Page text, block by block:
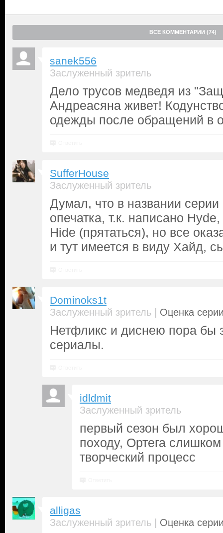
ВСЕ КОММЕНТАРИИ (74)
sanek556
Заслуженный зритель
Дело трусов медведя из
Андреасяна живет!
одежды после обращений в
SufferHouse
Заслуженный зритель
Думал, что в названии
опечатка, т.к. написано
Hide (прятаться), но все
и тут имеется в виду Хайд,
Dominoks1t
Заслуженный зритель | Оценка
Нетфликс и диснею пора бы
сериалы.
idldmit
Заслуженный зритель
первый сезон был
походу, Ортега
творческий процесс
alligas
Заслуженный зритель | Оценка